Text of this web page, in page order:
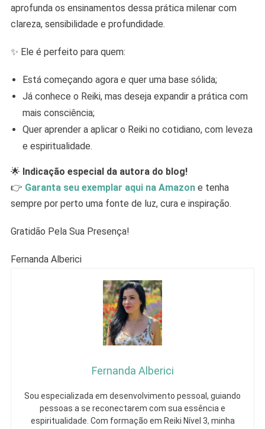
aprofunda os ensinamentos dessa prática milenar com
clareza, sensibilidade e profundidade.
✨ Ele é perfeito para quem:
Está começando agora e quer uma base sólida;
Já conhece o Reiki, mas deseja expandir a prática com
mais consciência;
Quer aprender a aplicar o Reiki no cotidiano, com leveza
e espiritualidade.
🌟 Indicação especial da autora do blog!
👉 Garanta seu exemplar aqui na Amazone tenha
sempre por perto uma fonte de luz, cura e inspiração.
Gratidão Pela Sua Presença!
Fernanda Alberici
Fernanda Alberici
Sou especializada em desenvolvimento pessoal, guiando
pessoas a se reconectarem com sua essência e
espiritualidade. Com formação em Reiki Nível 3, minha